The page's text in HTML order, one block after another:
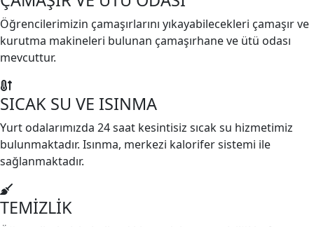
Öğrencilerimizin çamaşırlarını yıkayabilecekleri çamaşır ve
kurutma makineleri bulunan çamaşırhane ve ütü odası
mevcuttur.
SICAK SU VE ISINMA
Yurt odalarımızda 24 saat kesintisiz sıcak su hizmetimiz
bulunmaktadır. Isınma, merkezi kalorifer sistemi ile
sağlanmaktadır.
TEMİZLİK